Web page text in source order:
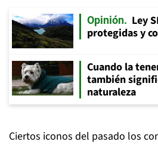
Opinión
Ley
protegidas y
Cuando la
también
naturaleza
Ciertos iconos del pasado los